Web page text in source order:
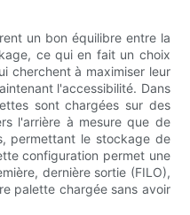
un bon équilibre entre la
ce qui en fait un choix
cherchent à maximiser leur
l'accessibilité. Dans
sont chargées sur des
l'arrière à mesure que de
permettant le stockage de
configuration permet une
dernière sortie (FILO),
palette chargée sans avoir